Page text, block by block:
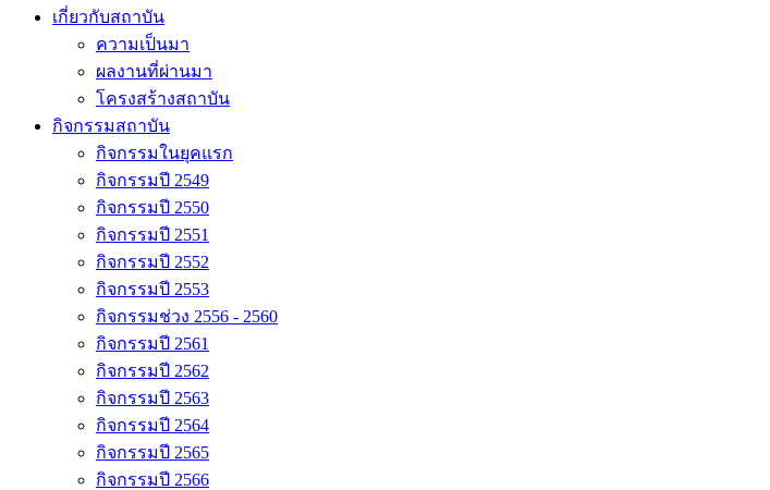
เกี่ยวกับสถาบัน
ความเป็นมา
ผลงานที่ผ่านมา
โครงสร้างสถาบัน
กิจกรรมสถาบัน
กิจกรรมในยุคแรก
กิจกรรมปี 2549
กิจกรรมปี 2550
กิจกรรมปี 2551
กิจกรรมปี 2552
กิจกรรมปี 2553
กิจกรรมช่วง 2556 - 2560
กิจกรรมปี 2561
กิจกรรมปี 2562
กิจกรรมปี 2563
กิจกรรมปี 2564
กิจกรรมปี 2565
กิจกรรมปี 2566